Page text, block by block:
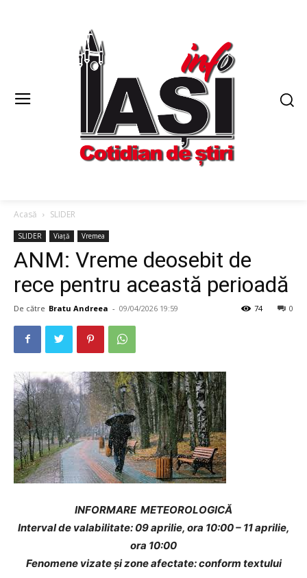
Acasă SLIDER
SLIDER Viață Vremea
ANM: Vreme deosebit de
rece pentru această perioadă
De către Bratu Andreea - 09/04/2026 19:59 0
74
INFORMARE METEOROLOGICĂ
Interval de valabilitate: 09 aprilie, ora 10:00 – 11 aprilie,
ora 10:00
Fenomene vizate și zone afectate: conform textului